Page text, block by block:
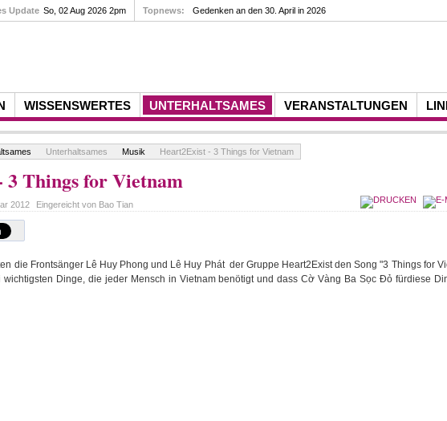
WISSENSWERTES UNTERHALTSAMES VERANSTALTUNGEN
Update So, 02 Aug 2026 2pm Topnews: Gedenken an den 30. April in 2026
Unterhaltsames Musik Heart2Exist - 3 Things for Vietnam
Things for Vietnam
2012 Eingereicht von Bao Tian
die Frontsänger Lê Huy Phong und Lê Huy Phát der Gruppe Heart2Exist den Song "3 Things for
Dinge, die jeder Mensch in Vietnam benötigt und dass Cờ Vàng Ba Sọc Đỏ fürdiese